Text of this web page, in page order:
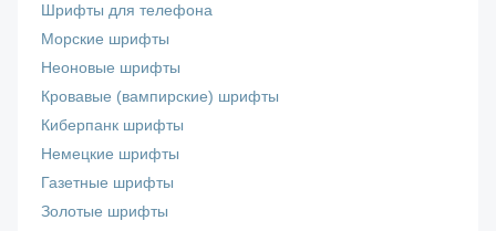
Шрифты для телефона
Морские шрифты
Неоновые шрифты
Кровавые (вампирские) шрифты
Киберпанк шрифты
Немецкие шрифты
Газетные шрифты
Золотые шрифты